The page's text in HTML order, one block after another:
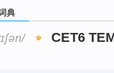
典
CET6